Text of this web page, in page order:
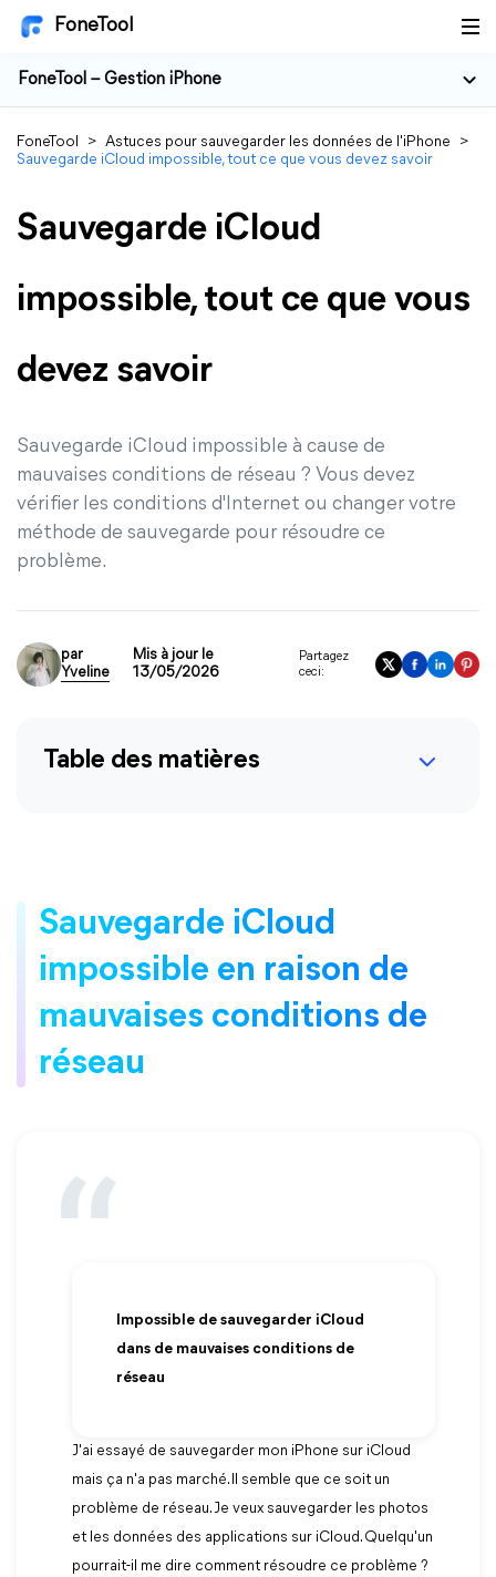
FoneTool
FoneTool – Gestion iPhone
FoneTool > Astuces pour sauvegarder les données de l'iPhone
>
Sauvegarde iCloud impossible, tout ce que vous devez savoir
Sauvegarde iCloud
impossible, tout ce que vous
devez savoir
Sauvegarde iCloud impossible à cause de
mauvaises conditions de réseau ? Vous devez
vérifier les conditions d'Internet ou changer votre
méthode de sauvegarde pour résoudre ce
problème.
par
Yveline
Mis à jour le
13/05/2026
Partagez
ceci:
Table des matières
Sauvegarde iCloud
impossible en raison de
mauvaises conditions de
réseau
Impossible de sauvegarder iCloud
dans de mauvaises conditions de
réseau
J'ai essayé de sauvegarder mon iPhone sur iCloud
mais ça n'a pas marché. Il semble que ce soit un
problème de réseau. Je veux sauvegarder les photos
et les données des applications sur iCloud. Quelqu'un
pourrait-il me dire comment résoudre ce problème ?